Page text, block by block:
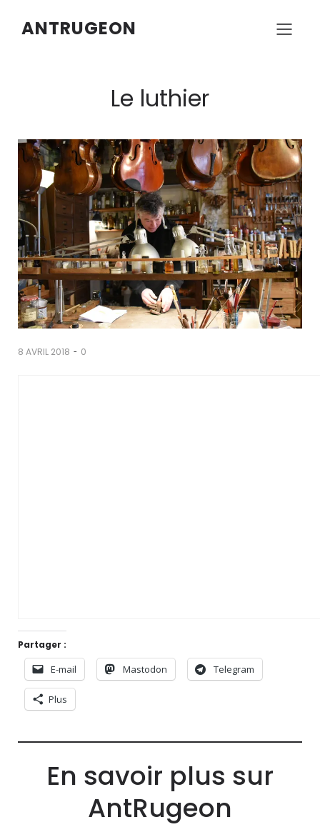
ANTRUGEON
Le luthier
8 AVRIL 2018 - 0
Partager :
E-mail Mastodon Telegram
Plus
En savoir plus sur
AntRugeon